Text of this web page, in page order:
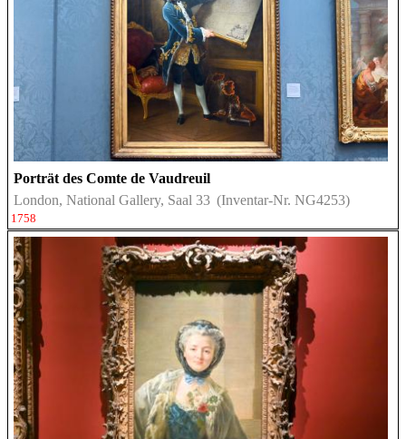
Porträt des Comte de Vaudreuil
London, National Gallery, Saal 33 (Inventar-Nr. NG4253)
1758